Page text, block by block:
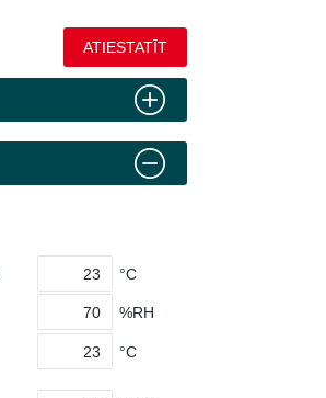
ATIESTATĪT
°C
%RH
°C